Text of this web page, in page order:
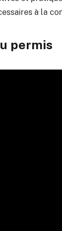
à la
permis